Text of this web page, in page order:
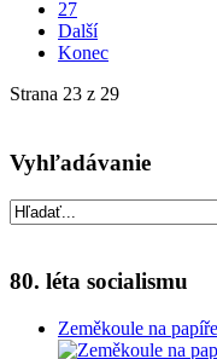
27
Další
Konec
Strana 23 z 29
Vyhľadávanie
80. léta socialismu
Zeměkoule na